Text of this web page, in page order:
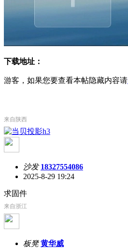
下载地址：
游客，如果您要查看本帖隐藏内容请
来自陕西
沙发 18327554086
2025-8-29 19:24
求固件
来自浙江
板凳 黄华威